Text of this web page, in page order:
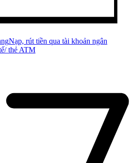
Nạp, rút tiền qua tài khoản ngân
thẻ ATM